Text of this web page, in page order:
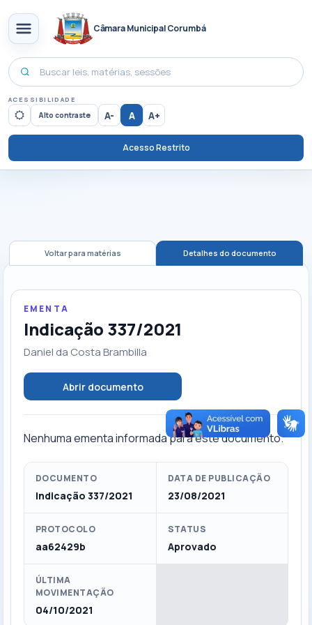
Câmara Municipal Corumbá
ACESSIBILIDADE
Alto contraste A- A A+
Acesso Restrito
Voltar para matérias Detalhes do documento
EMENTA
Indicação 337/2021
Daniel da Costa Brambilla
Abrir documento
Nenhuma ementa informada para este documento.
DOCUMENTO
Indicação 337/2021
DATA DE PUBLICAÇÃO
23/08/2021
PROTOCOLO
aa62429b
STATUS
Aprovado
ÚLTIMA
MOVIMENTAÇÃO
04/10/2021